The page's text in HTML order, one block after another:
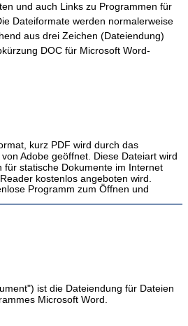
und auch Links zu Programmen für
Dateiformate werden normalerweise
aus drei Zeichen (Dateiendung)
DOC für Microsoft Word-
kurz PDF wird durch das
Adobe geöffnet. Diese Dateiart wird
für statische Dokumente im Internet
kostenlos angeboten wird.
Programm zum Öffnen und
ist die Dateiendung für Dateien
Microsoft Word.